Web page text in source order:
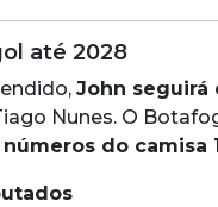
até 2028
John seguirá
Nunes. O
números do camisa 1